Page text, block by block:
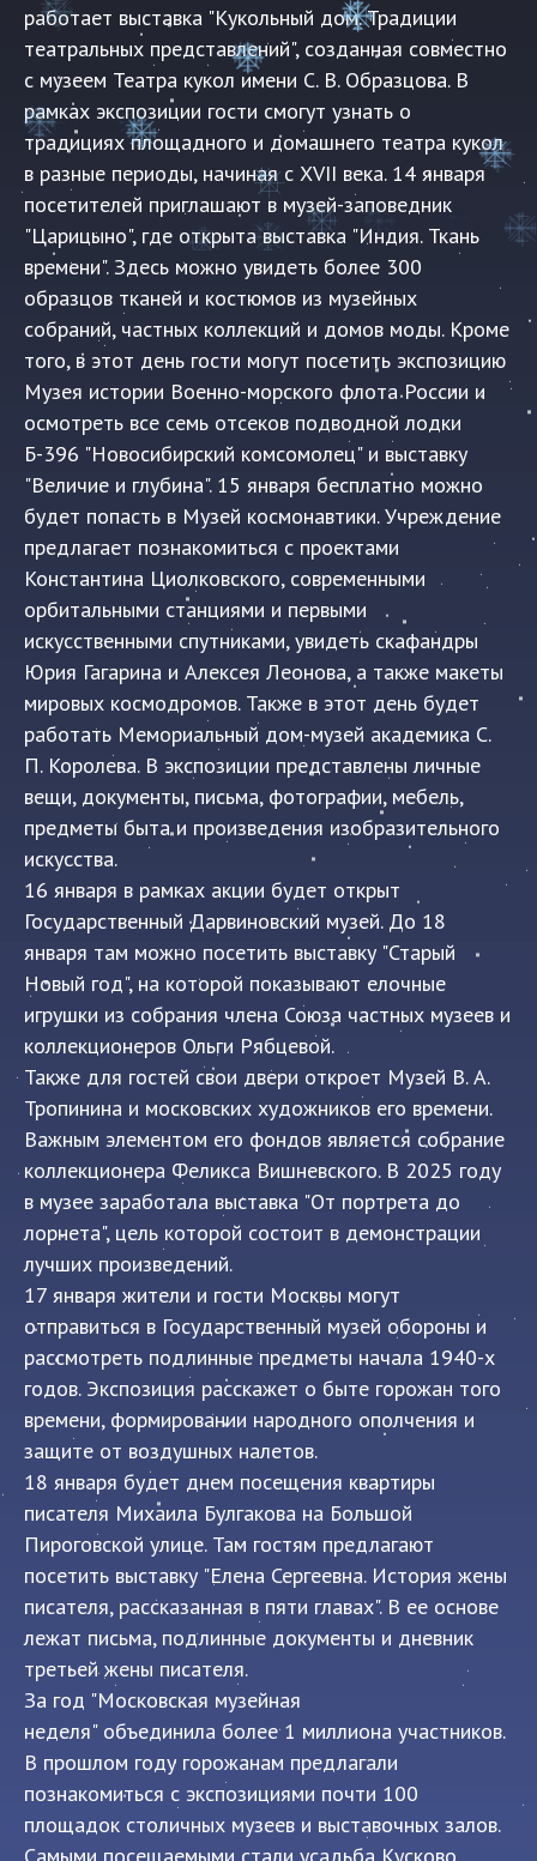
работает выставка "Кукольный дом. Традиции
театральных представлений", созданная совместно
с музеем Театра кукол имени С. В. Образцова. В
рамках экспозиции гости смогут узнать о
традициях площадного и домашнего театра кукол
в разные периоды, начиная с XVII века. 14 января
посетителей приглашают в музей-заповедник
"Царицыно", где открыта выставка "Индия. Ткань
времени". Здесь можно увидеть более 300
образцов тканей и костюмов из музейных
собраний, частных коллекций и домов моды. Кроме
того, в этот день гости могут посетить экспозицию
Музея истории Военно-морского флота России и
осмотреть все семь отсеков подводной лодки
Б-396 "Новосибирский комсомолец" и выставку
"Величие и глубина". 15 января бесплатно можно
будет попасть в Музей космонавтики. Учреждение
предлагает познакомиться с проектами
Константина Циолковского, современными
орбитальными станциями и первыми
искусственными спутниками, увидеть скафандры
Юрия Гагарина и Алексея Леонова, а также макеты
мировых космодромов. Также в этот день будет
работать Мемориальный дом-музей академика С.
П. Королева. В экспозиции представлены личные
вещи, документы, письма, фотографии, мебель,
предметы быта и произведения изобразительного
искусства.
16 января в рамках акции будет открыт
Государственный Дарвиновский музей. До 18
января там можно посетить выставку "Старый
Новый год", на которой показывают елочные
игрушки из собрания члена Союза частных музеев и
коллекционеров Ольги Рябцевой.
Также для гостей свои двери откроет Музей В. А.
Тропинина и московских художников его времени.
Важным элементом его фондов является собрание
коллекционера Феликса Вишневского. В 2025 году
в музее заработала выставка "От портрета до
лорнета", цель которой состоит в демонстрации
лучших произведений.
17 января жители и гости Москвы могут
отправиться в Государственный музей обороны и
рассмотреть подлинные предметы начала 1940-х
годов. Экспозиция расскажет о быте горожан того
времени, формировании народного ополчения и
защите от воздушных налетов.
18 января будет днем посещения квартиры
писателя Михаила Булгакова на Большой
Пироговской улице. Там гостям предлагают
посетить выставку "Елена Сергеевна. История жены
писателя, рассказанная в пяти главах". В ее основе
лежат письма, подлинные документы и дневник
третьей жены писателя.
За год "Московская музейная
неделя" объединила более 1 миллиона участников.
В прошлом году горожанам предлагали
познакомиться с экспозициями почти 100
площадок столичных музеев и выставочных залов.